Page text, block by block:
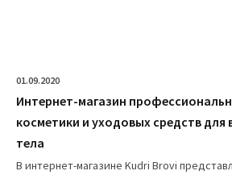
01.09.2020
Интернет-магазин
косметики и уходовых средств для
тела
В интернет-магазине Kudri Brovi